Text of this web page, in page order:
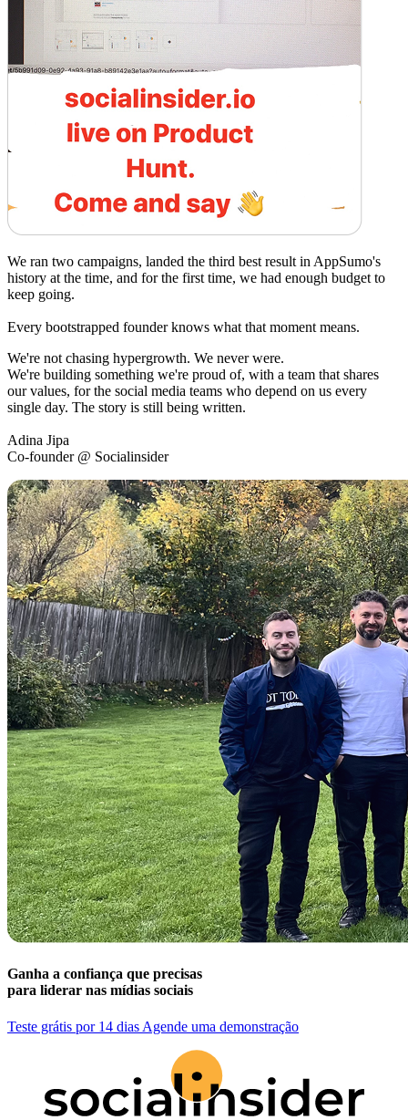
We ran two campaigns, landed the third best result in AppSumo's
history at the time, and for the first time, we had enough budget to
keep going.
Every bootstrapped founder knows what that moment means.
We're not chasing hypergrowth. We never were.
We're building something we're proud of, with a team that shares
our values, for the social media teams who depend on us every
single day. The story is still being written.
Adina Jipa
Co-founder @ Socialinsider
Ganha a confiança que precisas
para liderar nas mídias sociais
Teste grátis por 14 dias Agende uma demonstração